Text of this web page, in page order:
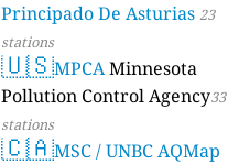
Principado De Asturias 23
stations
🇺🇸MPCAMinnesota
Pollution Control Agency33
stations
🇨🇦MSC / UNBC AQMap